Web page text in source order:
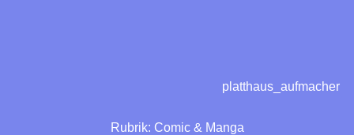
Rubrik: Comic & Manga
platthaus_aufmacher